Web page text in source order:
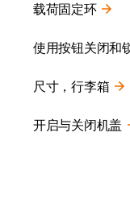
载荷固定环
使用按钮关闭和
尺寸，行李箱
开启与关闭机盖